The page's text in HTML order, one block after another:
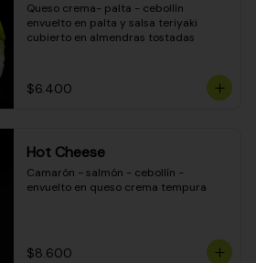
Queso crema- palta - cebollín
envuelto en palta y salsa teriyaki
cubierto en almendras tostadas
$6.400
Hot Cheese
Camarón - salmón - cebollín -
envuelto en queso crema tempura
$8.600